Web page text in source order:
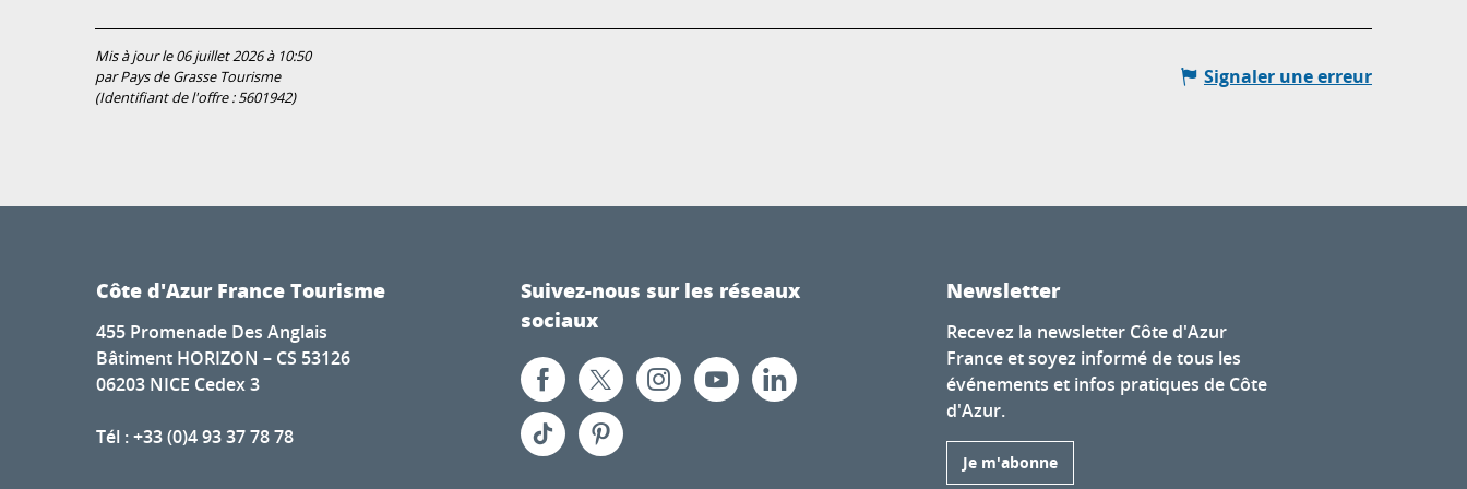
Mis à jour le 06 juillet 2026 à 10:50
par Pays de Grasse Tourisme
(Identifiant de l'offre :5601942)
Signaler une erreur
Côte d'Azur France Tourisme
455 Promenade Des Anglais
Bâtiment HORIZON – CS 53126
06203 NICE Cedex 3
Tél : +33 (0)4 93 37 78 78
Suivez-nous sur les réseaux
sociaux
Newsletter
Recevez la newsletter Côte d'Azur
France et soyez informé de tous les
événements et infos pratiques de Côte
d'Azur.
Je m'abonne